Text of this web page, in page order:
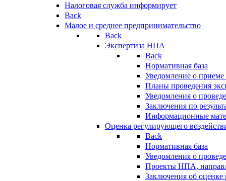
Налоговая служба информирует
Back
Малое и среднее предпринимательство
Back
Экспертиза НПА
Back
Нормативная база
Уведомление о
Планы проведения
Уведомления о
Заключения по
Информационные
Оценка регулирующего
Back
Нормативная база
Уведомления о
Проекты НПА,
Заключения об